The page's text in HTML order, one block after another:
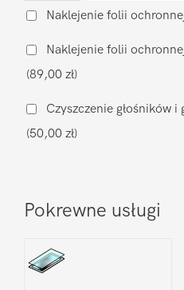
oprogramowania
Y7
2018
Naklejenie folii
Naklejenie folii
(89,00 zł)
Czyszczenie głośników i
(50,00 zł)
Pokrewne usługi